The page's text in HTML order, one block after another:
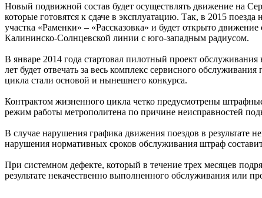
Новый подвижной состав будет осуществлять движение на
которые готовятся к сдаче в эксплуатацию. Так, в 2015
участка «Раменки» – «Рассказовка» и будет открыто
Калининско-Солнцевской линии с юго-западным радиусом.
В январе 2014 года стартовал пилотный проект
лет будет отвечать за весь комплекс сервисного
цикла стали основой и нынешнего конкурса.
Контрактом жизненного цикла четко предусмотрены
режим работы метрополитена по причине неисправностей
В случае нарушения графика движения поездов в результате
нарушения нормативных сроков обслуживания штраф
При системном дефекте, который в течение трех месяцев
результате некачественно выполненного обслуживания или